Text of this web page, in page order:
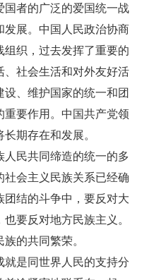
国者的广泛的爱国统一战
发展。中国人民政治协商
织，过去发挥了重要的
、社会生活和对外友好活
、维护国家的统一和团
要作用。中国共产党领
期存在和发展。
人民共同缔造的统一的多
社会主义民族关系已经确
团结的斗争中，要反对大
要反对地方民族主义。
的共同繁荣。
就是同世界人民的支持分